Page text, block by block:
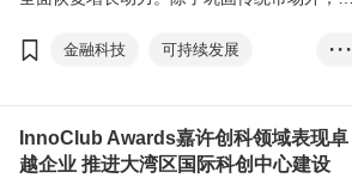
新兴市场。然而，属”金砖国家” 之一的拉丁美
洲经济大国 - 巴西，近年已由食品出口大国，
金融科技
可持续发展
• • •
InnoClub Awards嘉许创科领域表现卓
越企业 推进大湾区国际科创中心建设